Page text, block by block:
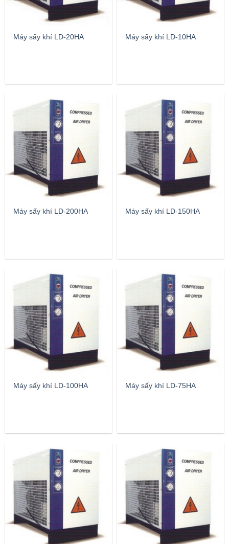
Máy sấy khí LD-20HA Máy sấy khí LD-10HA
Máy sấy khí LD-200HA Máy sấy khí LD-150HA
Máy sấy khí LD-100HA Máy sấy khí LD-75HA